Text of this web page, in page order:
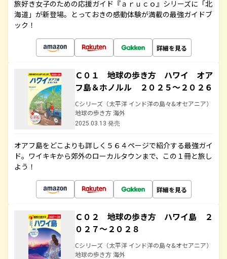
旅好き女子のための応援ガイド『ａｒｕｃｏ』シリーズに「北
海道」が新登場。とっておきの感動体験が満載の最強ガイドブ
ック！
詳細を見る
Ｃ０１ 地球の歩き方 ハワイ オア
フ島＆ホノルル ２０２５～２０２６
Cシリーズ（太平洋 インド洋の島々&オセアニア）
地球の歩き方 海外
2025.03.13 発売
オアフ島をどこよりも詳しく５６４ページで紹介する最強ガイ
ド。ワイキキから郊外のローカルタウンまで、この１冊と旅し
よう！
詳細を見る
Ｃ０２ 地球の歩き方 ハワイ島 ２
０２７～２０２８
Cシリーズ（太平洋 インド洋の島々&オセアニア）
地球の歩き方 海外